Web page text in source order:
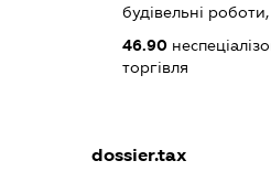
будівельні роботи,
46.90
торгівля
dossier.tax